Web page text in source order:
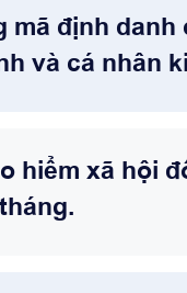
mã định
và cá nhân
hiểm xã hội